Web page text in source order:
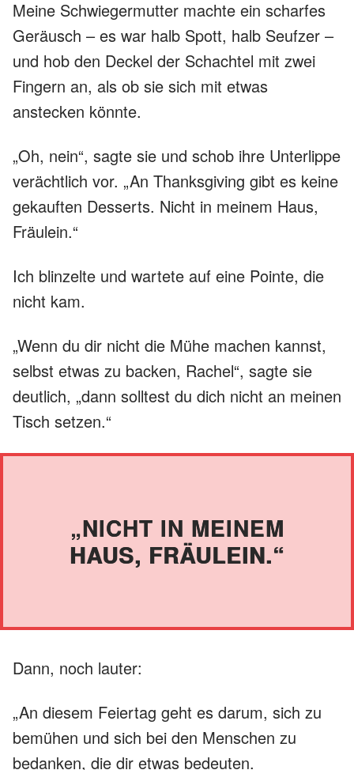
Meine Schwiegermutter machte ein scharfes
Geräusch – es war halb Spott, halb Seufzer –
und hob den Deckel der Schachtel mit zwei
Fingern an, als ob sie sich mit etwas
anstecken könnte.
„Oh, nein“, sagte sie und schob ihre Unterlippe
verächtlich vor. „An Thanksgiving gibt es keine
gekauften Desserts. Nicht in meinem Haus,
Fräulein.“
Ich blinzelte und wartete auf eine Pointe, die
nicht kam.
„Wenn du dir nicht die Mühe machen kannst,
selbst etwas zu backen, Rachel“, sagte sie
deutlich, „dann solltest du dich nicht an meinen
Tisch setzen.“
„NICHT IN MEINEM
HAUS, FRÄULEIN.“
Dann, noch lauter:
„An diesem Feiertag geht es darum, sich zu
bemühen und sich bei den Menschen zu
bedanken, die dir etwas bedeuten.